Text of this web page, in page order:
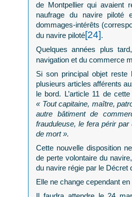
de Montpellier qui avaient
naufrage du navire piloté
dommages-intérêts
du navire piloté[24].
Quelques années plus
navigation et du commerce
Si son principal objet
plusieurs articles afférents
le bord. L’article 11 de
« Tout capitaine, maître,
autre bâtiment de
frauduleuse, le fera périr
de mort ».
Cette nouvelle disposition
de perte volontaire du
du navire régie par le Décret
Elle ne change cependant